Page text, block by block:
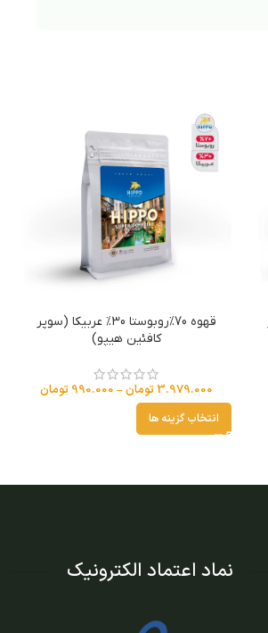
قهوه 70%روبوستا 30% عربیکا (سوپر
کافئین هیپو)
3.979.000 تومان–
990.000 تومان
انتخاب گزینه ها
نماد اعتماد الکترونیک